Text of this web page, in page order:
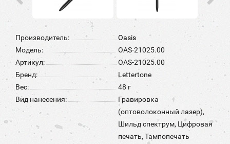
Производитель:
Oasis
Модель:
OAS-21025.00
Артикул:
OAS-21025.00
Бренд:
Lettertone
Вес:
48 г
Вид нанесения:
Гравировка
(оптоволоконный лазер),
Шильд спектрум, Цифровая
печать, Тампопечать